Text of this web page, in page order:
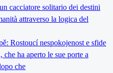
cacciatore solitario dei destini
attraverso la logica del
Rostoucí nespokojenost e sfide
ha aperto le sue porte a
che